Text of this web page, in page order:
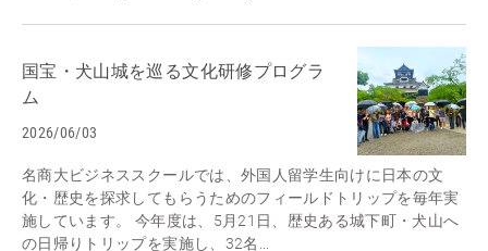
国宝・犬山城を巡る文化研修プログラ
ム
2026/06/03
名商大ビジネススクールでは、外国人留学生向けに日本の文
化・歴史を探求してもらうためのフィールドトリップを毎年実
施しています。 今年度は、5月21日、歴史ある城下町・犬山へ
の日帰りトリップを実施し、32名...